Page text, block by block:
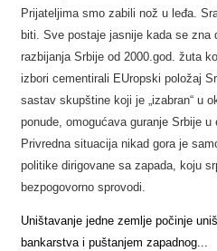
Prijateljima smo zabili nož u leđa.
biti. Sve postaje jasnije kada se zna
razbijanja Srbije od 2000.god. žuta
izbori cementirali EUropski položaj
sastav skupštine koji je „izabran“ u
ponude, omogućava guranje Srbije u
Privredna situacija nikad gora je
politike dirigovane sa zapada, koju
bezpogovorno sprovodi.
Uništavanje jedne zemlje počinje
bankarstva i puštanjem zapadnog...